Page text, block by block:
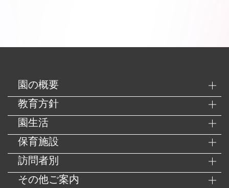
園の概要
教育方針
園生活
保育施設
訪問者別
その他ご案内